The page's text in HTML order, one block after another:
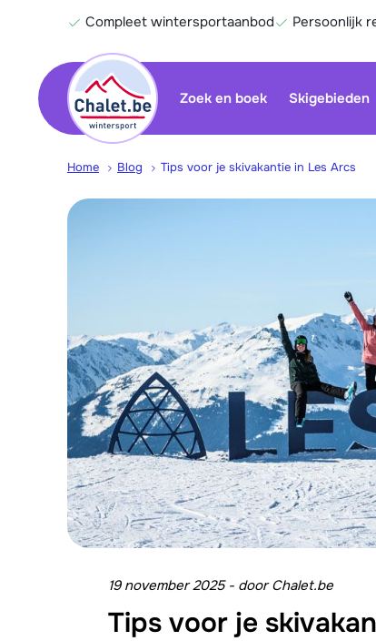
Compleet wintersportaanbod Persoonlijk
Zoek en boek Skigebieden
Home Blog Tips voor je skivakantie in Les Arcs
19 november 2025 - doorChalet.be
Tips voor je